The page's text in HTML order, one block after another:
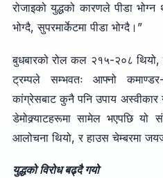
रोजाइको युद्धको कारणले पीडा
भोग्दै, सुपरमार्केटमा पीडा भोग्दै।”
बुधबारको रोल कल २१५-२०८
ट्रम्पले सम्भवतः आफ्नो
कांग्रेसबाट कुनै पनि उपाय अस्वीकार
डेमोक्र्याटहरूमा सामेल भएपछि यो
आलोचना थियो, र हाउस चेम्बरमा
युद्धको विरोध बढ्दै गयो